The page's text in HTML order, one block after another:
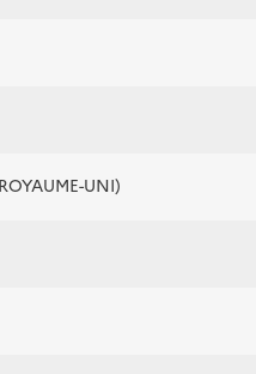
UNI)